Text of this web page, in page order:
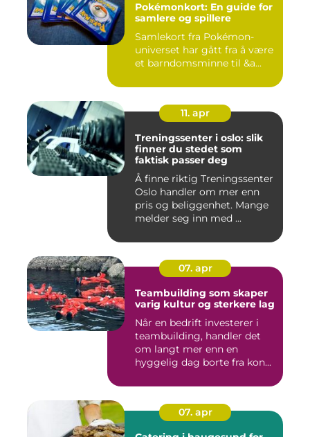
Pokémonkort: En guide for
samlere og spillere
Samlekort fra Pokémon-
universet har gått fra å være
et barndomsminne til &a...
11. apr
Treningssenter i oslo: slik
finner du stedet som
faktisk passer deg
Å finne riktig Treningssenter
Oslo handler om mer enn
pris og beliggenhet. Mange
melder seg inn med ...
07. apr
Teambuilding som skaper
varig kultur og sterkere lag
Når en bedrift investerer i
teambuilding, handler det
om langt mer enn en
hyggelig dag borte fra kon...
07. apr